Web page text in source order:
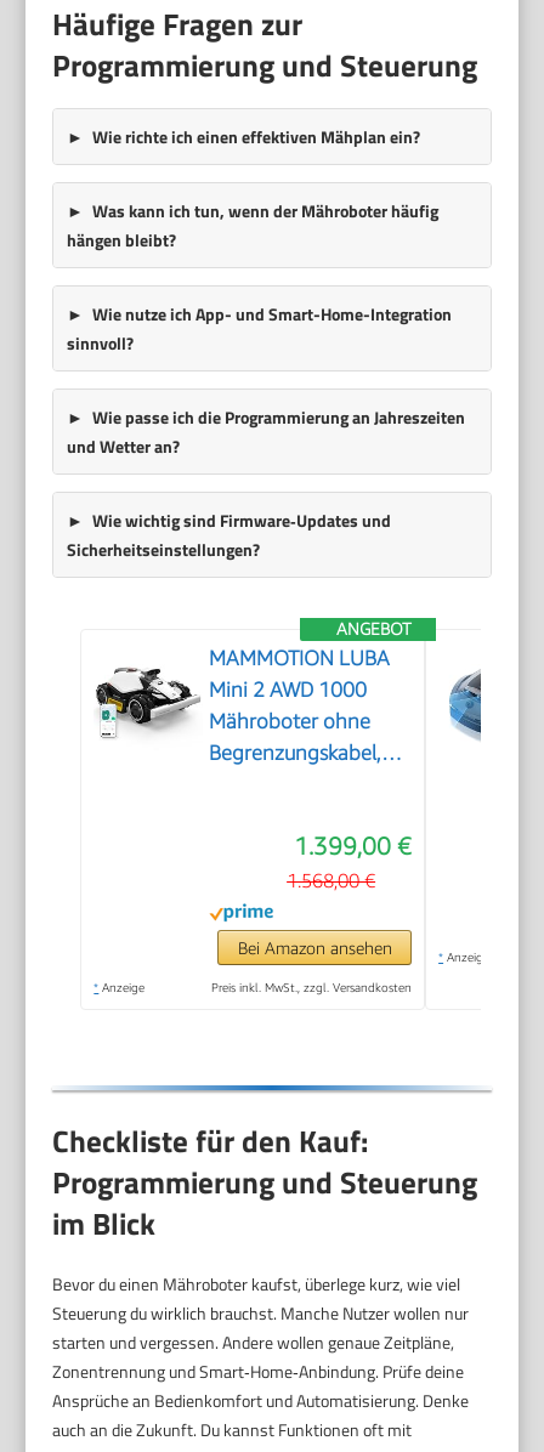
Häufige Fragen zur
Programmierung und Steuerung
Wie richte ich einen effektiven Mähplan ein?
Was kann ich tun, wenn der Mähroboter häufig
hängen bleibt?
Wie nutze ich App- und Smart-Home-Integration
sinnvoll?
Wie passe ich die Programmierung an Jahreszeiten
und Wetter an?
Wie wichtig sind Firmware‑Updates und
Sicherheitseinstellungen?
ANGEBOT
MAMMOTION LUBA
Mini 2 AWD 1000
Mähroboter ohne
Begrenzungskabel,
1.399,00 €
1.568,00 €
Bei Amazon ansehen
* Anzeige Preis inkl. MwSt., zzgl. Versandkosten
* Anzeige
Checkliste für den Kauf:
Programmierung und Steuerung
im Blick
Bevor du einen Mähroboter kaufst, überlege kurz, wie viel
Steuerung du wirklich brauchst. Manche Nutzer wollen nur
starten und vergessen. Andere wollen genaue Zeitpläne,
Zonentrennung und Smart‑Home‑Anbindung. Prüfe deine
Ansprüche an Bedienkomfort und Automatisierung. Denke
auch an die Zukunft. Du kannst Funktionen oft mit